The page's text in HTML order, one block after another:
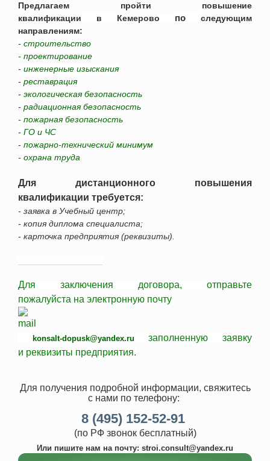
Предлагаем пройти повышение
квалификации
в Кемерово по следующим
направлениям:
- строительство
- проектирование
- инженерные изыскания
- реставрация
- экологическая безопасность
- радиационная безопасность
- пожарная безопасность
- ГО и ЧС
- пожарно-технический минимум
- охрана труда
Для дистанционного повышения
квалификации требуется:
- заявка в Учебный центр;
- копия диплома специалиста;
- карточка предприятия (реквизиты).
Для заключения договора, отправьте
пожалуйста на электронную почту
konsalt-dopusk@yandex.ru
заполненную заявку
и реквизиты предприятия.
Для получения подробной информации, свяжитесь
с нами по телефону:
8 (495) 152-52-91
(по РФ звонок бесплатный)
Или пишите нам на почту: stroi.consult@yandex.ru